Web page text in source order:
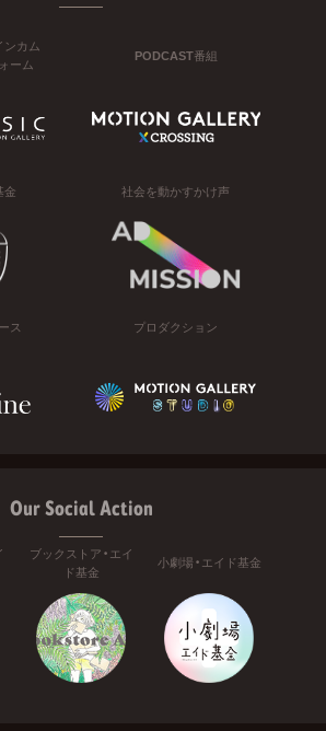
ンカム
ーム
PODCAST番組
金 社会を動かすかけ声
ス プロダクション
Our Social Action
ブックストア・エイ
ド基金
小劇場・エイド基金